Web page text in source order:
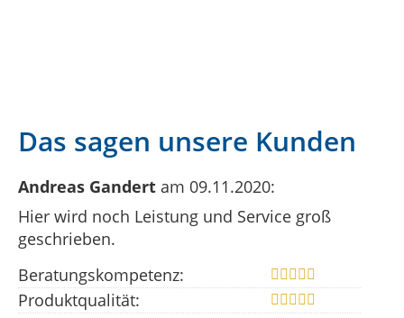
Das sagen unsere Kunden
Andreas Gandert am 09.11.2020:
Hier wird noch Leistung und Service groß
geschrieben.
Beratungskompetenz:
Produktqualität: